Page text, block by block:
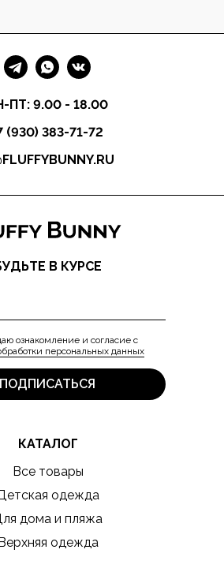
(930) 383-71-72
ПТ: 9.00 - 18.00
КАТАЛОГ
одежда
дома и пляжа
одежда
ознакомление и согласие с
персональных данных
ПОДПИСАТЬСЯ
В КУРСЕ
Все товары